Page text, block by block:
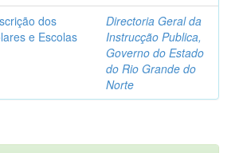
dos
e Escolas
Directoria Geral da
Instrucção Publica,
Governo do Estado
do Rio Grande do
Norte